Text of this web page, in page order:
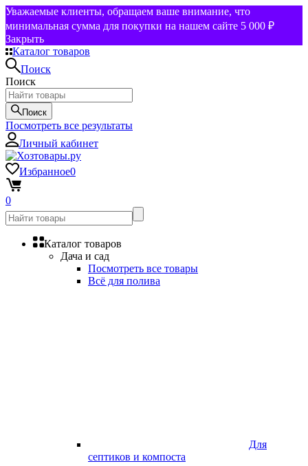
Уважаемые клиенты, обращаем ваше внимание, что
минимальная сумма для покупки на нашем сайте 5 000 ₽
Закрыть
Каталог товаров
Поиск
Поиск
Поиск
Посмотреть все результаты
Личный кабинет
Избранное0
0
Каталог товаров
Дача и сад
Посмотреть все товары
Всё для полива
Для
септиков и компоста